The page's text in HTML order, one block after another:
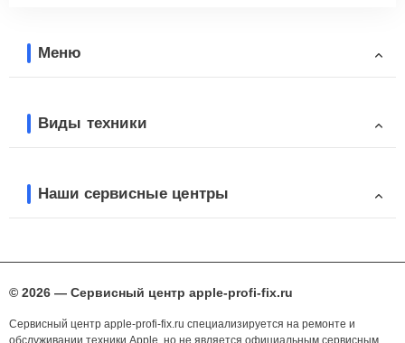
Меню
Виды техники
Наши сервисные центры
© 2026 — Сервисный центр apple-profi-fix.ru
Сервисный центр apple-profi-fix.ru специализируется на ремонте и
обслуживании техники Apple, но не является официальным сервисным